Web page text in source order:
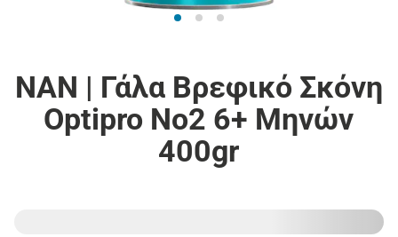
NAN | Γάλα Βρεφικό Σκόνη
Optipro Νο2 6+ Μηνών
400gr